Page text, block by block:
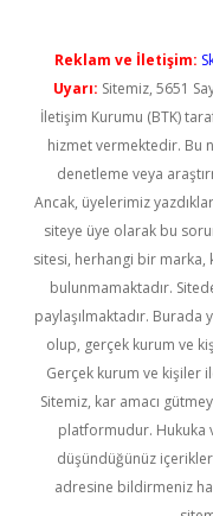
Reklam ve İletişim:
Uyarı: Sitemiz, 5651
İletişim Kurumu (BTK)
hizmet vermektedir. Bu
denetleme veya
Ancak, üyelerimiz
siteye üye olarak bu
sitesi, herhangi bir marka,
bulunmamaktadır.
paylaşılmaktadır. Burada
olup, gerçek kurum ve
Gerçek kurum ve kişiler
Sitemiz, kar amacı
platformudur. Hukuka
düşündüğünüz
adresine bildirmeniz